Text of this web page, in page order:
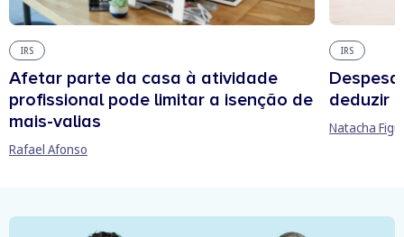
IRS
Afetar parte da casa à atividade
profissional pode limitar a isenção de
mais-valias
Rafael Afonso
IRS
deduzir
Natacha